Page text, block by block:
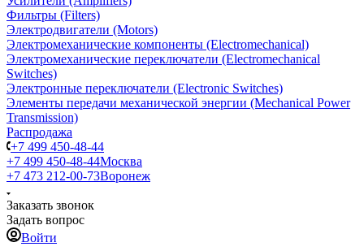
Фильтры (Filters)
Электродвигатели (Motors)
Электромеханические компоненты (Electromechanical)
Электромеханические переключатели (Electromechanical
Switches)
Электронные переключатели (Electronic Switches)
Элементы передачи механической энергии (Mechanical Power
Transmission)
Распродажа
+7 499 450-48-44
+7 499 450-48-44Москва
+7 473 212-00-73Воронеж
Заказать звонок
Задать вопрос
Войти